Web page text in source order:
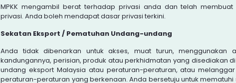
MPKK mengambil berat terhadap privasi anda dan telah
privasi. Anda boleh mendapat dasar privasi terkini.
Sekatan Eksport / Pematuhan Undang-undang
Anda tidak dibenarkan untuk akses, muat turun, menggunakan
kandungannya, perisian, produk atau perkhidmatan yang disediakan
undang eksport Malaysia atau peraturan-peraturan, atau
peraturan-peraturan yang berkenaan. Anda bersetuju untuk